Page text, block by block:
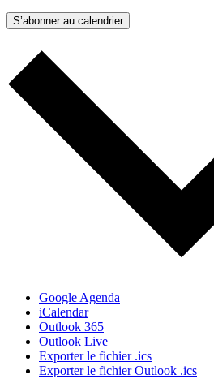
S’abonner au calendrier
Google Agenda
iCalendar
Outlook 365
Outlook Live
Exporter le fichier .ics
Exporter le fichier Outlook .ics